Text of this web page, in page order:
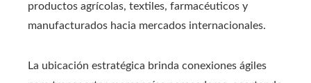
productos agrícolas, textiles, farmacéuticos y
manufacturados hacia mercados internacionales.
La ubicación estratégica brinda conexiones ágiles